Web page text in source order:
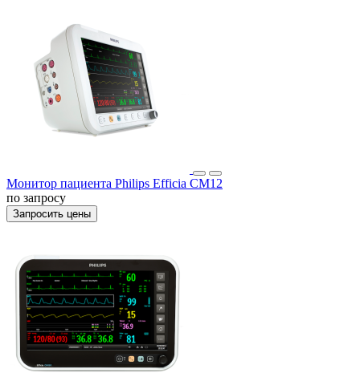
Монитор пациента Philips Efficia CM12
по запросу
Запросить цены